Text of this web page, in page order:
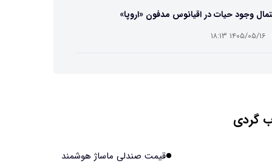
وجود حیات در اقیانوس مدفون «اروپا»
۱۴۰۵/۰۵/۱۶ ۱۸:۱۳
گردی
قیمت صندلی ماساژ هوشمند